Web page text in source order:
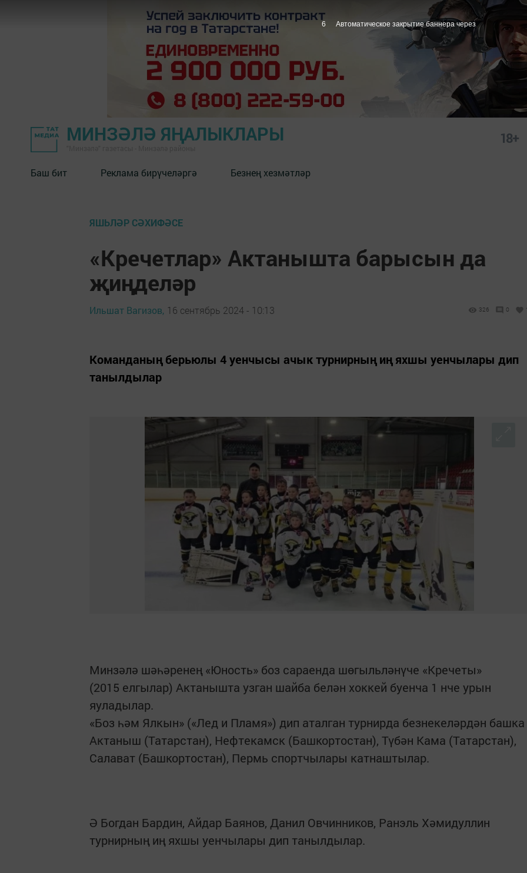
МИНЗӘЛӘ ЯҢАЛЫКЛАРЫ 18+
Баш бит Реклама бирүчеләргә Безнең хезмәтләр
ЯШЬЛӘР СӘХИФӘСЕ
«Кречетлар» Актанышта барысын да
җиңделәр
Ильшат Вагизов, 16 сентябрь 2024 - 10:13 326 0
Команданың берьюлы 4 уенчысы ачык турнирның иң яхшы уенчылары дип
танылдылар
Минзәлә шәһәренең «Юность» боз сараенда шөгыльләнүче «Кречеты»
(2015 елгылар) Актанышта узган шайба белән хоккей буенча 1 нче урын
яуладылар.
«Боз һәм Ялкын» («Лед и Пламя») дип аталган турнирда безнекеләрдән башка
Актаныш (Татарстан), Нефтекамск (Башкортостан), Түбән Кама (Татарстан),
Салават (Башкортостан), Пермь спортчылары катнаштылар.
Ә Богдан Бардин, Айдар Баянов, Данил Овчинников, Ранэль Хәмидуллин
турнирның иң яхшы уенчылары дип танылдылар.
5 Автоматическое закрытие баннера через